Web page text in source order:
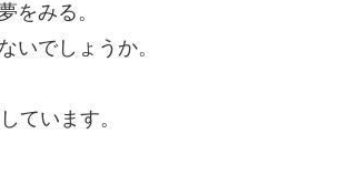
をみる。
いでしょうか。
ています。